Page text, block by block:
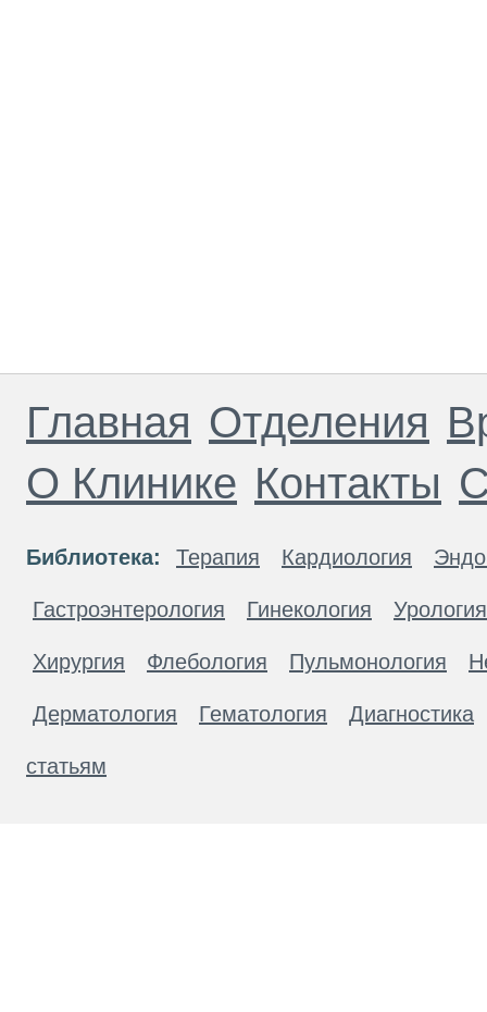
Главная Отделения
О Клинике Контакты
Библиотека: Терапия Кардиология
Гастроэнтерология Гинекология Урология
Хирургия Флебология Пульмонология
Дерматология Гематология Диагностика
статьям